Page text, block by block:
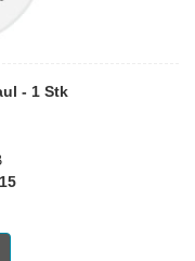
- 1 Stk